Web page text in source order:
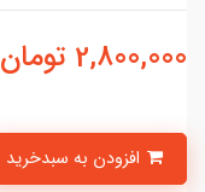
2,800,000 تومان